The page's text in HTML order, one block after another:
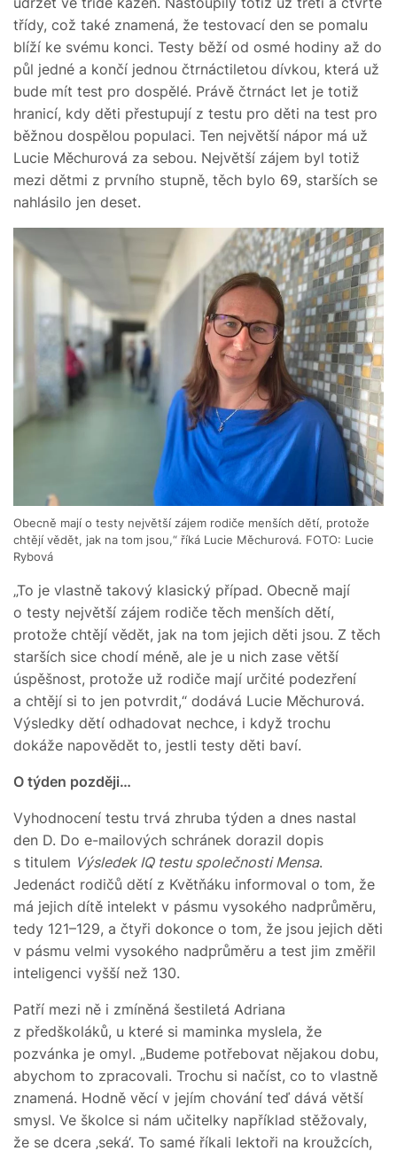
třídy, což také znamená, že testovací den se pomalu
blíží ke svému konci. Testy běží od osmé hodiny až do
půl jedné a končí jednou čtrnáctiletou dívkou, která už
bude mít test pro dospělé. Právě čtrnáct let je totiž
hranicí, kdy děti přestupují z testu pro děti na test pro
běžnou dospělou populaci. Ten největší nápor má už
Lucie Měchurová za sebou. Největší zájem byl totiž
mezi dětmi z prvního stupně, těch bylo 69, starších se
nahlásilo jen deset.
Obecně mají o testy největší zájem rodiče menších dětí, protože
chtějí vědět, jak na tom jsou,“ říká Lucie Měchurová. FOTO: Lucie
Rybová
„To je vlastně takový klasický případ. Obecně mají
o testy největší zájem rodiče těch menších dětí,
protože chtějí vědět, jak na tom jejich děti jsou. Z těch
starších sice chodí méně, ale je u nich zase větší
úspěšnost, protože už rodiče mají určité podezření
a chtějí si to jen potvrdit,“ dodává Lucie Měchurová.
Výsledky dětí odhadovat nechce, i když trochu
dokáže napovědět to, jestli testy děti baví.
O týden později…
Vyhodnocení testu trvá zhruba týden a dnes nastal
den D. Do e-mailových schránek dorazil dopis
s titulem Výsledek IQ testu společnosti Mensa.
Jedenáct rodičů dětí z Květňáku informoval o tom, že
má jejich dítě intelekt v pásmu vysokého nadprůměru,
tedy 121–129, a čtyři dokonce o tom, že jsou jejich děti
v pásmu velmi vysokého nadprůměru a test jim změřil
inteligenci vyšší než 130.
Patří mezi ně i zmíněná šestiletá Adriana
z předškoláků, u které si maminka myslela, že
pozvánka je omyl. „Budeme potřebovat nějakou dobu,
abychom to zpracovali. Trochu si načíst, co to vlastně
znamená. Hodně věcí v jejím chování teď dává větší
smysl. Ve školce si nám učitelky například stěžovaly,
že se dcera ‚seká‘. To samé říkali lektoři na kroužcích,